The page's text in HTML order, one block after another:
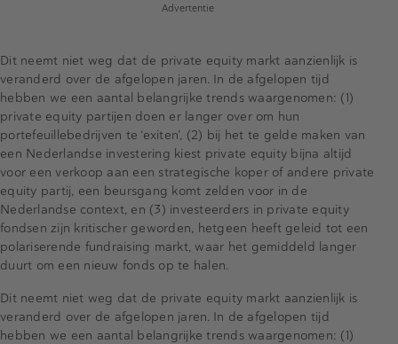
Advertentie
Dit neemt niet weg dat de private equity markt aanzienlijk is
veranderd over de afgelopen jaren. In de afgelopen tijd
hebben we een aantal belangrijke trends waargenomen: (1)
private equity partijen doen er langer over om hun
portefeuillebedrijven te ‘exiten’, (2) bij het te gelde maken van
een Nederlandse investering kiest private equity bijna altijd
voor een verkoop aan een strategische koper of andere private
equity partij, een beursgang komt zelden voor in de
Nederlandse context, en (3) investeerders in private equity
fondsen zijn kritischer geworden, hetgeen heeft geleid tot een
polariserende fundraising markt, waar het gemiddeld langer
duurt om een nieuw fonds op te halen.
Dit neemt niet weg dat de private equity markt aanzienlijk is
veranderd over de afgelopen jaren. In de afgelopen tijd
hebben we een aantal belangrijke trends waargenomen: (1)